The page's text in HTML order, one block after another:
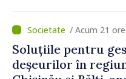
/ Acum 21 ore
Soluțiile pentru
deșeurilor în